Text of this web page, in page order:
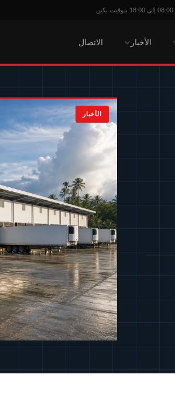
الأخبار الاتصال
الأخبار